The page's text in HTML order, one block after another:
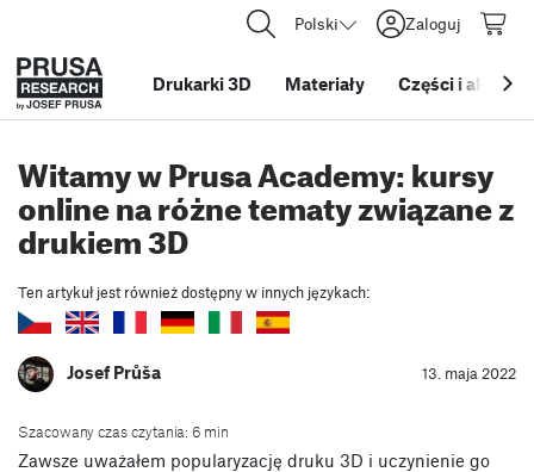
Polski Zaloguj
Drukarki 3D Materiały Części i
Witamy w Prusa Academy: kursy
online na różne tematy związane z
drukiem 3D
Ten artykuł jest również dostępny w innych językach:
Josef Průša 13. maja 2022
Szacowany czas czytania: 6 min
Zawsze uważałem popularyzację druku 3D i uczynienie go